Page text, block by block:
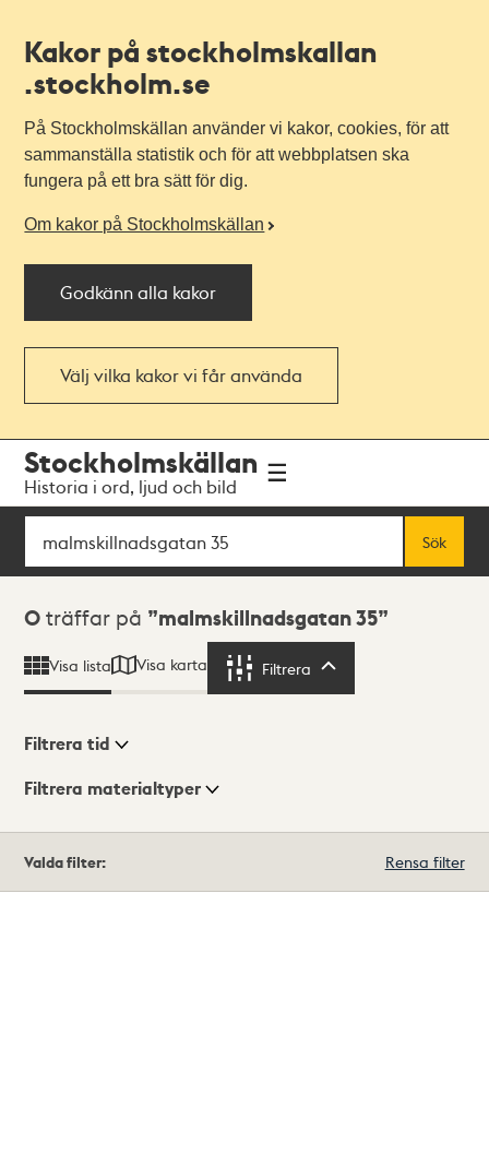
Kakor på stockholmskallan
.stockholm.se
På Stockholmskällan använder vi kakor, cookies, för att
sammanställa statistik och för att webbplatsen ska
fungera på ett bra sätt för dig.
Om kakor på Stockholmskällan
Godkänn alla kakor
Välj vilka kakor vi får använda
navigationen
huvudinnehållet
Stockholmskällan
Historia i ord, ljud och bild
Sök
Sök
Sökresultat
0 träffar på malmskillnadsgatan 35
Visa lista Visa karta Filtrera
Visningsläge
Filtrera tid
Filtrera materialtyper
träffar
Valda filter: Rensa filter